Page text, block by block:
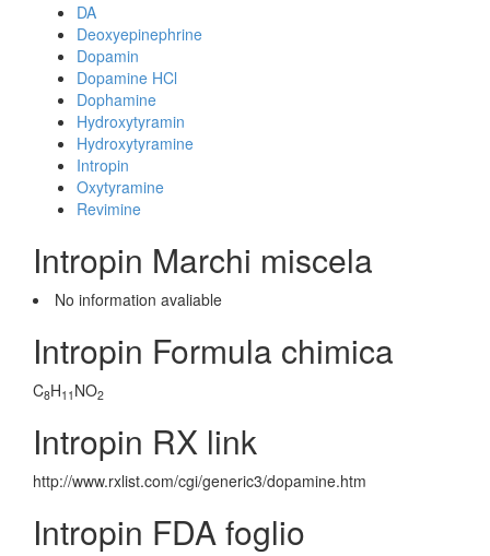
DA
Deoxyepinephrine
Dopamin
Dopamine HCl
Dophamine
Hydroxytyramin
Hydroxytyramine
Intropin
Oxytyramine
Revimine
Intropin Marchi miscela
No information avaliable
Intropin Formula chimica
C8H11 NO2
Intropin RX link
http://www.rxlist.com/cgi/generic3/dopamine.htm
Intropin FDA foglio